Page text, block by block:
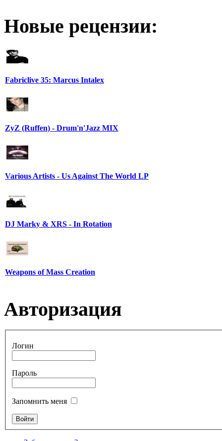
Новые рецензии:
Fabriclive 35: Marcus Intalex
ZyZ (Ruffen) - Drum'n'Jazz MIX
Various Artists - Us Against The World LP
DJ Marky & XRS - In Rotation
Weapons of Mass Creation
Авторизация
Логин
Пароль
Запомнить меня